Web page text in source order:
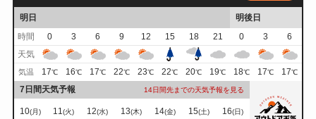
明日
明後日
時間
0 3 6 9 12 15 18 21 0 3
6
天気
気温 17℃ 16℃ 17℃ 22℃ 23℃ 22℃ 20℃ 19℃ 18℃ 17℃ 17℃
7日間天気予報 14日間先までの天気予報を見る
10(月) 11(火) 12(水) 13(木) 14(金) 15(土) 16(日)